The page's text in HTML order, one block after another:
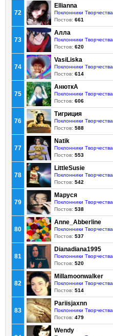
72
Ellianna
Поклонники Творчества
Постов: 661
73
Алла
Поклонники Творчества
Постов: 620
74
VasiLiska
Поклонники Творчества
Постов: 614
75
АнюткA
Поклонники Творчества
Постов: 606
76
Тигриция
Поклонники Творчества
Постов: 588
77
Natik
Поклонники Творчества
Постов: 553
78
LittleSusie
Поклонники Творчества
Постов: 542
79
Маруся
Поклонники Творчества
Постов: 538
80
Anne_Abberline
Поклонники Творчества
Постов: 537
81
Dianadiana1995
Поклонники Творчества
Постов: 520
82
Millamoonwalker
Поклонники Творчества
Постов: 514
83
Pariisjaxnn
Поклонники Творчества
Постов: 479
Wendy